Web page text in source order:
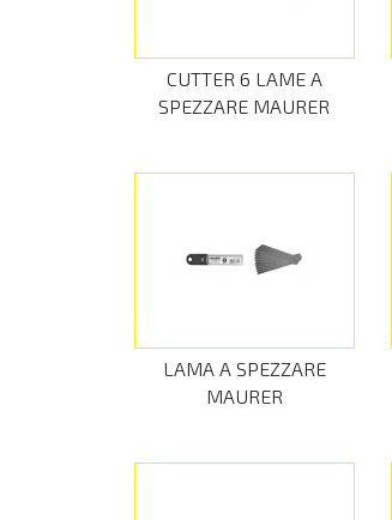
CUTTER 6 LAME A
SPEZZARE MAURER
LAMA A SPEZZARE
MAURER